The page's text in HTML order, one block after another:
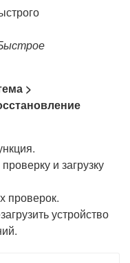
>
и загрузку
проверок.
устройство